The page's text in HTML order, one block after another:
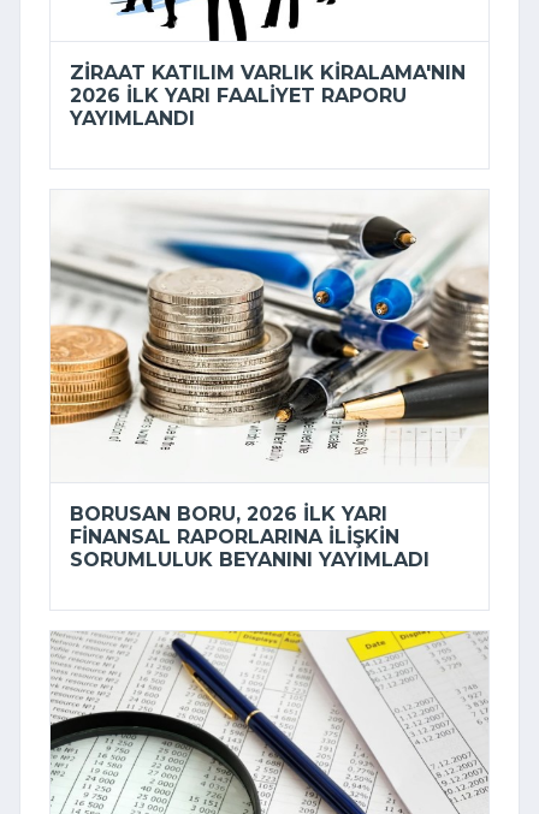
ZIRAAT KATILIM VARLIK KIRALAMA'NIN
2026 ILK YARI FAALIYET RAPORU
YAYIMLANDI
BORUSAN BORU, 2026 ILK YARI
FINANSAL RAPORLARINA ILIŞKIN
SORUMLULUK BEYANINI YAYIMLADI